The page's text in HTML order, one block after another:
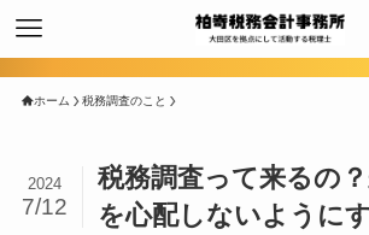
ホーム 税務調査のこと
税務調査って来るの
を心配しないように
2024
7/12